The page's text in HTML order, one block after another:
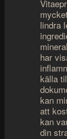
lindra
har
källa
kan
att
kan
din